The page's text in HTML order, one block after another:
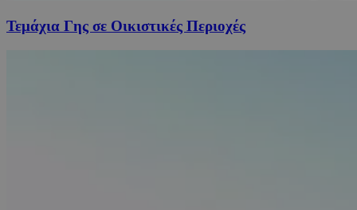
Τεμάχια Γης σε Οικιστικές Περιοχές